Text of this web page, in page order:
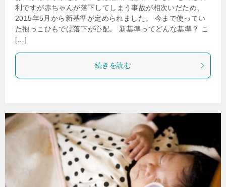
利ですが赤ちゃんが落下してしまう事故が相次いだため、
2015年5月から新基準が定められました。 今まで使ってい
た抱っこひもでは落下が心配。 新基準ってどんな基準？ こ
[…]
続きを読む